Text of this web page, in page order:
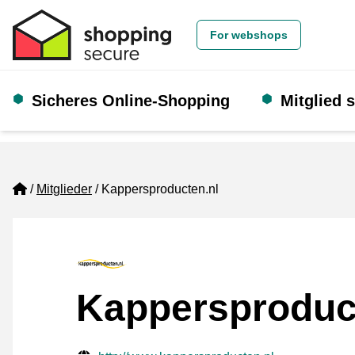
For webshops
Sicheres Online-Shopping Mitglied
Home
Mitglieder Kappersproducten.nl